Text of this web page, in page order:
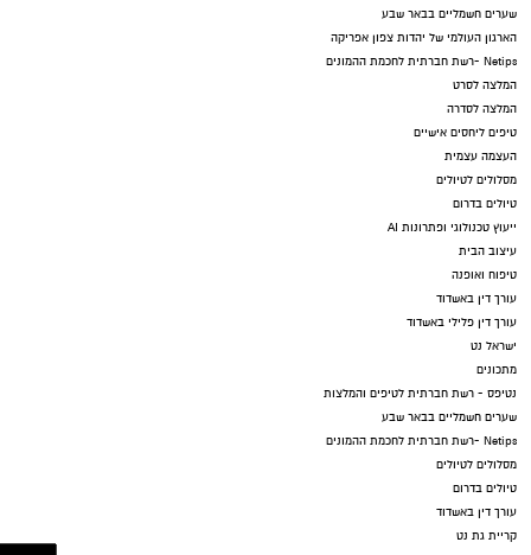
שערים חשמליים בבאר שבע
הארגון העולמי של יהדות צפון אפריקה
Netips -רשת חברתית לחכמת ההמונים
המלצה לסרט
המלצה לסדרה
טיפים ליחסים אישיים
העצמה עצמית
מסלולים לטיולים
טיולים בדרום
ייעוץ טכנולוגי ופתרונות AI
עיצוב הבית
טיפוח ואופנה
עורך דין באשדוד
עורך דין פלילי באשדוד
ישראל נט
מתכונים
נטיפס - רשת חברתית לטיפים והמלצות
שערים חשמליים בבאר שבע
Netips -רשת חברתית לחכמת ההמונים
מסלולים לטיולים
טיולים בדרום
עורך דין באשדוד
קריית גת נט